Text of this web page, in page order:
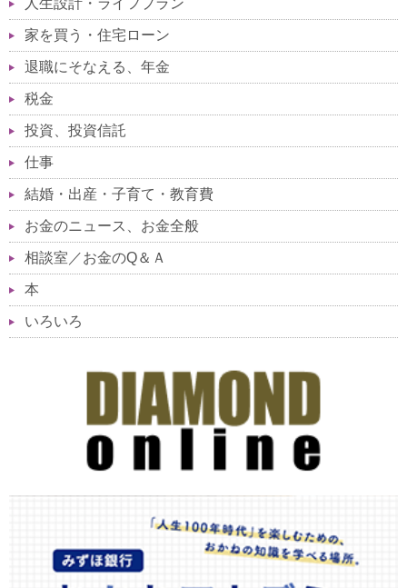
人生設計・ライフプラン
家を買う・住宅ローン
退職にそなえる、年金
税金
投資、投資信託
仕事
結婚・出産・子育て・教育費
お金のニュース、お金全般
相談室／お金のQ＆Ａ
本
いろいろ